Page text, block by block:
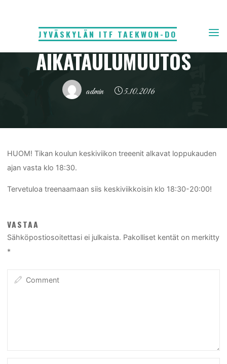
JYVÄSKYLÄN ITF TAEKWON-DO
KESKIVIIKON TREENIN
AIKATAULUMUUTOS
admin 5.10.2016
HUOM! Tikan koulun keskiviikon treeenit alkavat loppukauden
ajan vasta klo 18:30.
Tervetuloa treenaamaan siis keskiviikkoisin klo 18:30-20:00!
VASTAA
Sähköpostiosoitettasi ei julkaista. Pakolliset kentät on merkitty
*